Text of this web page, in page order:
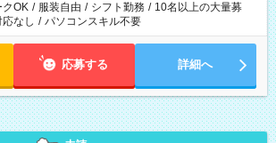
クOK / 服装自由 / シフト勤務 / 10名以上の大量募
なし / パソコンスキル不要
応募する 詳細へ